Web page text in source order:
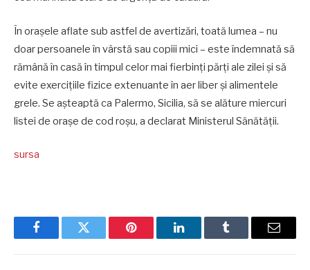
În orașele aflate sub astfel de avertizări, toată lumea – nu
doar persoanele în vârstă sau copiii mici – este îndemnată să
rămână în casă în timpul celor mai fierbinți părți ale zilei și să
evite exercițiile fizice extenuante în aer liber și alimentele
grele. Se așteaptă ca Palermo, Sicilia, să se alăture miercuri
listei de orașe de cod roșu, a declarat Ministerul Sănătății.
sursa
FacebookTwitter Pinterest LinkedInTumblr Email